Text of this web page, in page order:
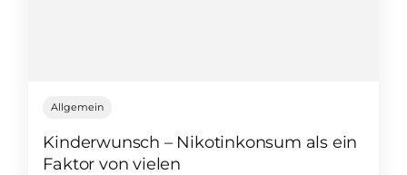
Allgemein
Kinderwunsch – Nikotinkonsum als ein
Faktor von vielen